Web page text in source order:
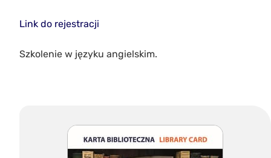
Link do rejestracji
Szkolenie w języku angielskim.